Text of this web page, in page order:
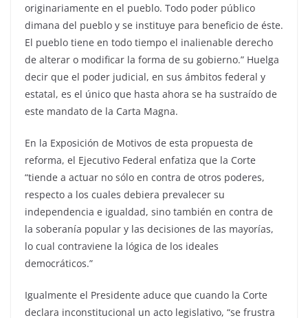
originariamente en el pueblo. Todo poder público
dimana del pueblo y se instituye para beneficio de éste.
El pueblo tiene en todo tiempo el inalienable derecho
de alterar o modificar la forma de su gobierno.” Huelga
decir que el poder judicial, en sus ámbitos federal y
estatal, es el único que hasta ahora se ha sustraído de
este mandato de la Carta Magna.
En la Exposición de Motivos de esta propuesta de
reforma, el Ejecutivo Federal enfatiza que la Corte
“tiende a actuar no sólo en contra de otros poderes,
respecto a los cuales debiera prevalecer su
independencia e igualdad, sino también en contra de
la soberanía popular y las decisiones de las mayorías,
lo cual contraviene la lógica de los ideales
democráticos.”
Igualmente el Presidente aduce que cuando la Corte
declara inconstitucional un acto legislativo, “se frustra